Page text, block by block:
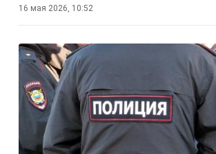
16 мая 2026, 10:52